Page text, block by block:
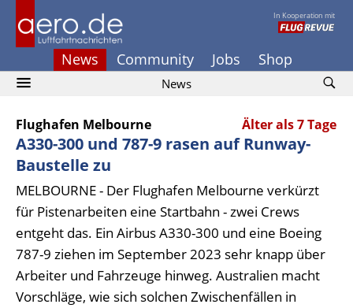
In Kooperation mit
News Community Jobs Shop
News
Flughafen Melbourne Älter als 7 Tage
A330-300 und 787-9 rasen auf Runway-
Baustelle zu
MELBOURNE - Der Flughafen Melbourne verkürzt
für Pistenarbeiten eine Startbahn - zwei Crews
entgeht das. Ein Airbus A330-300 und eine Boeing
787-9 ziehen im September 2023 sehr knapp über
Arbeiter und Fahrzeuge hinweg. Australien macht
Vorschläge, wie sich solchen Zwischenfällen in